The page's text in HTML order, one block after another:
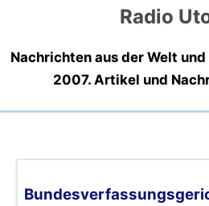
Radio
Nachrichten aus der Welt
2007. Artikel und